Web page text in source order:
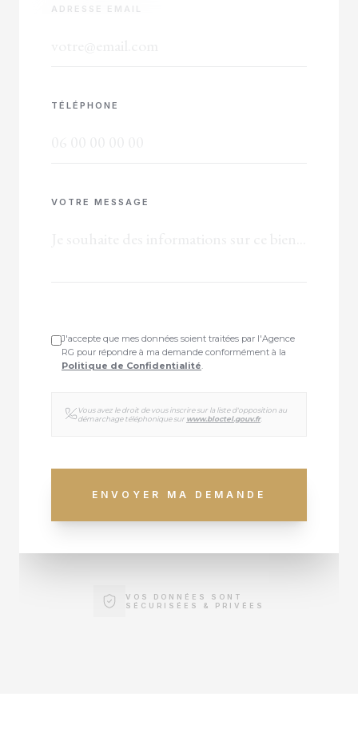
ADRESSE EMAIL
TÉLÉPHONE
VOTRE MESSAGE
J'accepte que mes données soient traitées par l'Agence
RG pour répondre à ma demande conformément à la
Politique de Confidentialité.
Vous avez le droit de vous inscrire sur la liste d'opposition au
démarchage téléphonique sur www.bloctel.gouv.fr.
ENVOYER MA DEMANDE
VOS DONNÉES SONT
SÉCURISÉES & PRIVÉES